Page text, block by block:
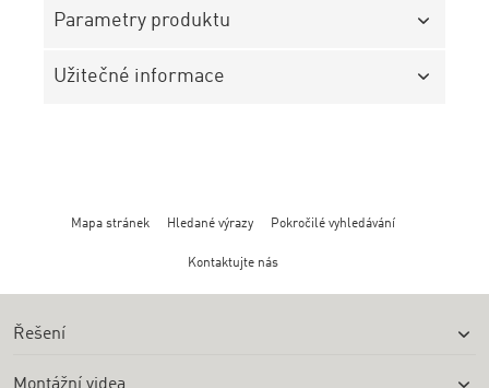
Parametry produktu
Užitečné informace
Mapa stránek Hledané výrazy Pokročilé vyhledávání
Kontaktujte nás
Řešení